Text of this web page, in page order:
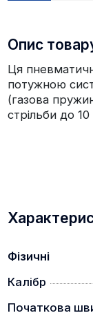
Опис
Ця
потужною
(газова
стрільби до 10
Фізичні
Калібр
Початкова